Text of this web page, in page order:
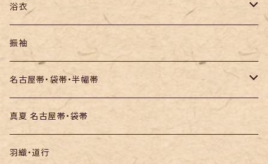
紬
訪問着・付下
お召し
浴衣
セオα・ポリ
木綿・綿麻
絞りの浴衣
振袖
名古屋帯・袋帯・半幅帯
名古屋帯
袋帯
真夏 名古屋帯・袋帯
羽織・道行